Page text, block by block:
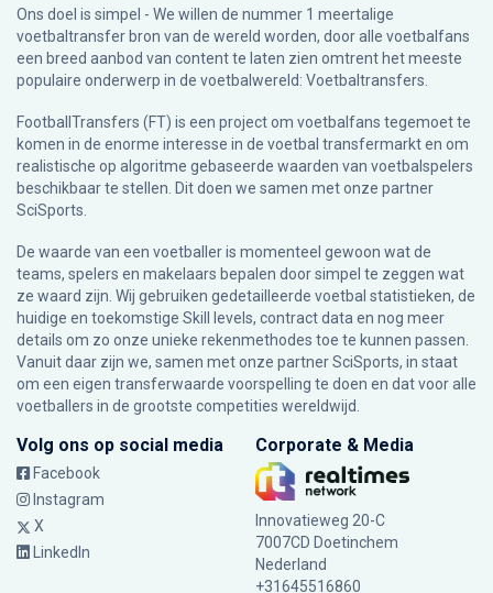
Ons doel is simpel - We willen de nummer 1 meertalige
voetbaltransfer bron van de wereld worden, door alle voetbalfans
een breed aanbod van content te laten zien omtrent het meeste
populaire onderwerp in de voetbalwereld: Voetbaltransfers.
FootballTransfers (FT) is een project om voetbalfans tegemoet te
komen in de enorme interesse in de voetbal transfermarkt en om
realistische op algoritme gebaseerde waarden van voetbalspelers
beschikbaar te stellen. Dit doen we samen met onze partner
SciSports
De waarde van een voetballer is momenteel gewoon wat de
teams, spelers en makelaars bepalen door simpel te zeggen wat
ze waard zijn. Wij gebruiken gedetailleerde voetbal statistieken, de
huidige en toekomstige Skill levels, contract data en nog meer
details om zo onze unieke rekenmethodes toe te kunnen passen.
Vanuit daar zijn we, samen met onze partner SciSports, in staat
om een eigen transferwaarde voorspelling te doen en dat voor alle
voetballers in de grootste competities wereldwijd.
Volg ons op social media
Facebook
Instagram
X
LinkedIn
Corporate & Media
Innovatieweg 20-C
7007CD Doetinchem
Nederland
+31645516860